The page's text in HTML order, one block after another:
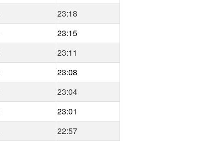
23:18
23:15
23:11
23:08
23:04
23:01
22:57